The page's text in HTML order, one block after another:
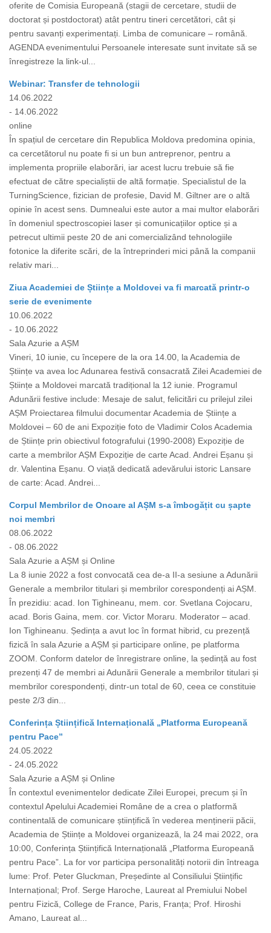
oferite de Comisia Europeană (stagii de cercetare, studii de
doctorat și postdoctorat) atât pentru tineri cercetători, cât și
pentru savanți experimentați. Limba de comunicare – română.
AGENDA evenimentului Persoanele interesate sunt invitate să se
înregistreze la link-ul...
Webinar: Transfer de tehnologii
14.06.2022
- 14.06.2022
online
În spațiul de cercetare din Republica Moldova predomina opinia,
ca cercetătorul nu poate fi si un bun antreprenor, pentru a
implementa propriile elaborări, iar acest lucru trebuie să fie
efectuat de către specialiștii de altă formație. Specialistul de la
TurningScience, fizician de profesie, David M. Giltner are o altă
opinie în acest sens. Dumnealui este autor a mai multor elaborări
în domeniul spectroscopiei laser și comunicațiilor optice și a
petrecut ultimii peste 20 de ani comercializând tehnologiile
fotonice la diferite scări, de la întreprinderi mici până la companii
relativ mari...
Ziua Academiei de Științe a Moldovei va fi marcată printr-o
serie de evenimente
10.06.2022
- 10.06.2022
Sala Azurie a AȘM
Vineri, 10 iunie, cu începere de la ora 14.00, la Academia de
Științe va avea loc Adunarea festivă consacrată Zilei Academiei de
Științe a Moldovei marcată tradițional la 12 iunie. Programul
Adunării festive include: Mesaje de salut, felicitări cu prilejul zilei
AȘM Proiectarea filmului documentar Academia de Științe a
Moldovei – 60 de ani Expoziție foto de Vladimir Colos Academia
de Științe prin obiectivul fotografului (1990-2008) Expoziție de
carte a membrilor AȘM Expoziție de carte Acad. Andrei Eșanu și
dr. Valentina Eșanu. O viață dedicată adevărului istoric Lansare
de carte: Acad. Andrei...
Corpul Membrilor de Onoare al AȘM s-a îmbogățit cu șapte
noi membri
08.06.2022
- 08.06.2022
Sala Azurie a AȘM și Online
La 8 iunie 2022 a fost convocată cea de-a II-a sesiune a Adunării
Generale a membrilor titulari și membrilor corespondenți ai AȘM.
În prezidiu: acad. Ion Tighineanu, mem. cor. Svetlana Cojocaru,
acad. Boris Gaina, mem. cor. Victor Moraru. Moderator – acad.
Ion Tighineanu. Ședința a avut loc în format hibrid, cu prezență
fizică în sala Azurie a AȘM și participare online, pe platforma
ZOOM. Conform datelor de înregistrare online, la ședință au fost
prezenți 47 de membri ai Adunării Generale a membrilor titulari și
membrilor corespondenți, dintr-un total de 60, ceea ce constituie
peste 2/3 din...
Conferința Științifică Internațională „Platforma Europeană
pentru Pace”
24.05.2022
- 24.05.2022
Sala Azurie a AȘM și Online
În contextul evenimentelor dedicate Zilei Europei, precum și în
contextul Apelului Academiei Române de a crea o platformă
continentală de comunicare științifică în vederea menținerii păcii,
Academia de Științe a Moldovei organizează, la 24 mai 2022, ora
10:00, Conferința Științifică Internațională „Platforma Europeană
pentru Pace”. La for vor participa personalități notorii din întreaga
lume: Prof. Peter Gluckman, Președinte al Consiliului Științific
Internațional; Prof. Serge Haroche, Laureat al Premiului Nobel
pentru Fizică, College de France, Paris, Franța; Prof. Hiroshi
Amano, Laureat al...